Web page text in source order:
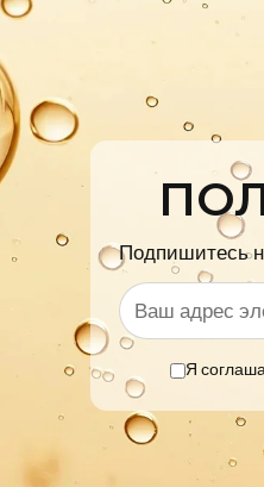
Подпишитесь
Я